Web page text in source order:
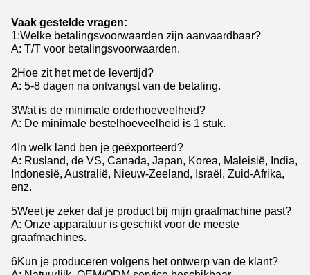
Vaak gestelde vragen:
1:Welke betalingsvoorwaarden zijn aanvaardbaar?
A: T/T voor betalingsvoorwaarden.
2Hoe zit het met de levertijd?
A: 5-8 dagen na ontvangst van de betaling.
3Wat is de minimale orderhoeveelheid?
A: De minimale bestelhoeveelheid is 1 stuk.
4In welk land ben je geëxporteerd?
A: Rusland, de VS, Canada, Japan, Korea, Maleisië, India,
Indonesië, Australië, Nieuw-Zeeland, Israël, Zuid-Afrika,
enz.
5Weet je zeker dat je product bij mijn graafmachine past?
A: Onze apparatuur is geschikt voor de meeste
graafmachines.
6Kun je produceren volgens het ontwerp van de klant?